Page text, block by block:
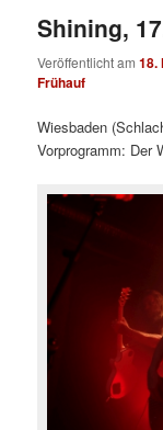
Shining,
Veröffentlicht am18.
Frühauf
Wiesbaden
Vorprogramm: Der